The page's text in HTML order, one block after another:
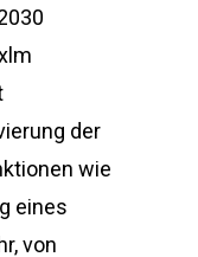
der
wie
eines
von